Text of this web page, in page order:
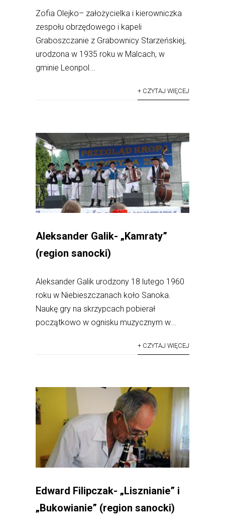
Zofia Olejko– założycielka i kierowniczka
zespołu obrzędowego i kapeli
Graboszczanie z Grabownicy Starzeńskiej,
urodzona w 1935 roku w Malcach, w
gminie Leonpol...
+ CZYTAJ WIĘCEJ
Aleksander Galik- „Kamraty”
(region sanocki)
Aleksander Galik urodzony 18 lutego 1960
roku w Niebieszczanach koło Sanoka.
Naukę gry na skrzypcach pobierał
początkowo w ognisku muzycznym w...
+ CZYTAJ WIĘCEJ
Edward Filipczak- „Lisznianie” i
„Bukowianie” (region sanocki)